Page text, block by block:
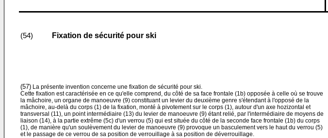
(54) Fixation de sécurité pour ski
(57) La présente invention concerne une fixation de sécurité pour ski.
Cette fixation est caractérisée en ce qu'elle comprend, du côté de sa face frontale (1b) opposée à celle où se trouve
la mâchoire, un organe de manoeuvre (9) constituant un levier du deuxième genre s'étendant à l'opposé de la
mâchoire, au-delà du corps (1) de la fixation, monté à pivotement sur le corps (1), autour d'un axe hozizontal et
transversal (11), un point intermédiaire (13) du levier de manoeuvre (9) étant relié, par l'intermédiaire de moyens de
liaison (14), à la partie extrême (5c) d'un verrou (5) qui est située du côté de la seconde face frontale (1b) du corps
(1), de manière qu'un soulèvement du levier de manoeuvre (9) provoque un basculement vers le haut du verrou (5)
et le passage de ce verrou de sa position de verrouillage à sa position de déverrouillage.